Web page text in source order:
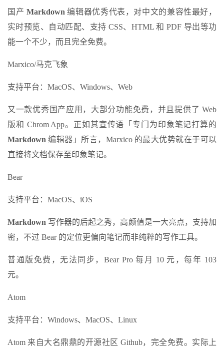
国产 Markdown 编辑器优秀代表，对中文的兼容性最好，
实时预览、自动匹配、支持 CSS、HTML 和 PDF 导出等功
能一个不少，而且完全免费。
Marxico/马克飞象
支持平台：MacOS、Windows、Web
又一款优秀国产应用，大部分功能免费，并且提供了 Web
版和 Chrom App。正如其宣传语「专门为印象笔记打算的
Markdown 编辑器」所言，Marxico 的最大优势就在于可以
直接将文档保存至印象笔记。
Bear
支持平台：MacOS、iOS
Markdown 写作器的后起之秀，高颜值是一大亮点，支持加
密，不过 Bear 的定位更偏向笔记而非纯粹的写作工具。
普通版免费，无法同步，Bear Pro 每月 10 元，每年 103
元。
Atom
支持平台：Windows、MacOS、Linux
Atom 来自大名鼎鼎的开源社区 Github，完全免费。实际上